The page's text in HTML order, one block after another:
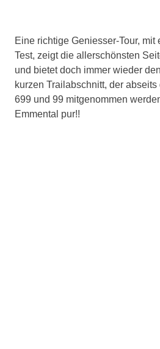
Eine richtige Geniesser-Tour, mit
Test, zeigt die allerschönsten
und bietet doch immer wieder
kurzen Trailabschnitt, der
699 und 99 mitgenommen
Emmental pur!!